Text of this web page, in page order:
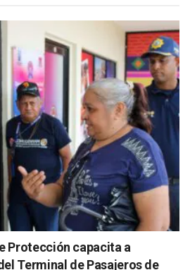
Protección capacita a
Terminal de Pasajeros de